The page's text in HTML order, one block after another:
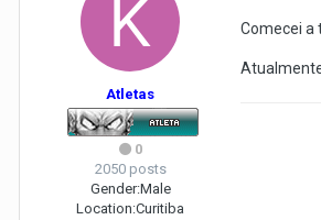
Atletas
0
2050 posts
Gender:Male
Location:Curitiba
Comecei a